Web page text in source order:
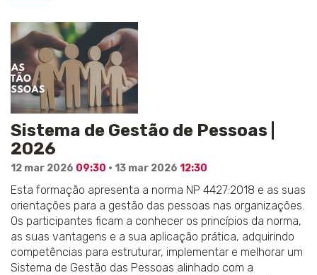
Sistema de Gestão de Pessoas |
2026
12 mar 2026 09:30 · 13 mar 2026 12:30
Esta formação apresenta a norma NP 4427:2018 e as suas
orientações para a gestão das pessoas nas organizações.
Os participantes ficam a conhecer os princípios da norma,
as suas vantagens e a sua aplicação prática, adquirindo
competências para estruturar, implementar e melhorar um
Sistema de Gestão das Pessoas alinhado com a